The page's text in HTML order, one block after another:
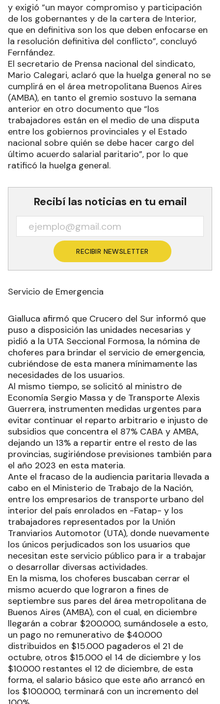
y exigió “un mayor compromiso y participación
de los gobernantes y de la cartera de Interior,
que en definitiva son los que deben enfocarse en
la resolución definitiva del conflicto”, concluyó
Fernfández.
El secretario de Prensa nacional del sindicato,
Mario Calegari, aclaró que la huelga general no se
cumplirá en el área metropolitana Buenos Aires
(AMBA), en tanto el gremio sostuvo la semana
anterior en otro documento que “los
trabajadores están en el medio de una disputa
entre los gobiernos provinciales y el Estado
nacional sobre quién se debe hacer cargo del
último acuerdo salarial paritario”, por lo que
ratificó la huelga general.
Recibí las noticias en tu email
RECIBIR NEWSLETTER
Servicio de Emergencia
Gialluca afirmó que Crucero del Sur informó que
puso a disposición las unidades necesarias y
pidió a la UTA Seccional Formosa, la nómina de
choferes para brindar el servicio de emergencia,
cubriéndose de esta manera mínimamente las
necesidades de los usuarios.
Al mismo tiempo, se solicitó al ministro de
Economía Sergio Massa y de Transporte Alexis
Guerrera, instrumenten medidas urgentes para
evitar continuar el reparto arbitrario e injusto de
subsidios que concentra el 87% CABA y AMBA,
dejando un 13% a repartir entre el resto de las
provincias, sugiriéndose previsiones también para
el año 2023 en esta materia.
Ante el fracaso de la audiencia paritaria llevada a
cabo en el Ministerio de Trabajo de la Nación,
entre los empresarios de transporte urbano del
interior del país enrolados en -Fatap- y los
trabajadores representados por la Unión
Tranviarios Automotor (UTA), donde nuevamente
los únicos perjudicados son los usuarios que
necesitan este servicio público para ir a trabajar
o desarrollar diversas actividades.
En la misma, los choferes buscaban cerrar el
mismo acuerdo que lograron a fines de
septiembre sus pares del área metropolitana de
Buenos Aires (AMBA), con el cual, en diciembre
llegarán a cobrar $200.000, sumándosele a esto,
un pago no remunerativo de $40.000
distribuidos en $15.000 pagaderos el 21 de
octubre, otros $15.000 el 14 de diciembre y los
$10.000 restantes el 12 de diciembre, de esta
forma, el salario básico que este año arrancó en
los $100.000, terminará con un incremento del